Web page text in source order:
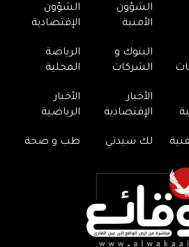
الشؤون
الأمنية
الشؤون
الإقتصادية
البنوك و
الشركات
الرياضة
المحلية
الأخبار
الإقتصادية
الأخبار
الرياضية
لك سيدتي طب و صحة